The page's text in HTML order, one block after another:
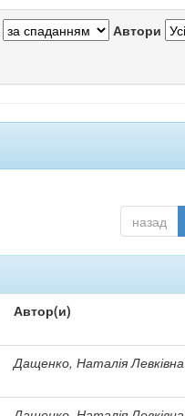
Автори
назад
Автор(и)
Дащенко, Наталія Левківна